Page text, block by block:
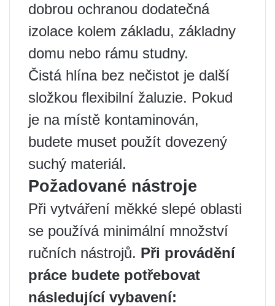
dobrou ochranou dodatečná
izolace kolem základu, základny
domu nebo rámu studny.
Čistá hlína bez nečistot je další
složkou flexibilní žaluzie. Pokud
je na místě kontaminován,
budete muset použít dovezený
suchý materiál.
Požadované nástroje
Při vytváření měkké slepé oblasti
se používá minimální množství
ručních nástrojů. Při provádění
práce budete potřebovat
následující vybavení: